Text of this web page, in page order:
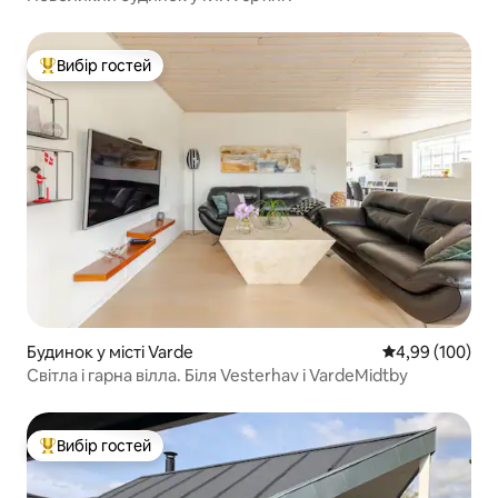
Топ вибір гостей
Вибір гостей
Будинок у місті Varde Середня
4,99 (100)
Світла і гарна вілла. Біля Vesterhav і VardeMidtby
Топ вибір гостей
Вибір гостей